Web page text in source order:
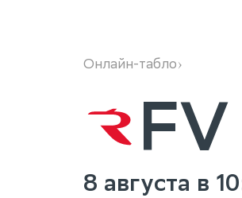
Онлайн-табло
8 августа в